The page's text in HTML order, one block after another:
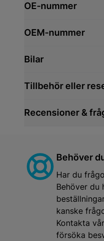
OE-nummer
OEM-nummer
Bilar
Tillbehör eller
Recensioner &
Behöver
Har du
Behöver du
kanske
Kontakta
försöka